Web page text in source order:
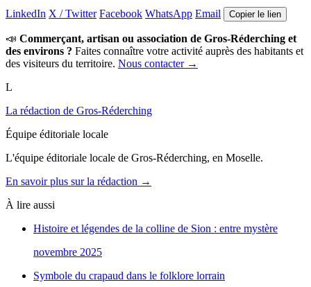
LinkedIn X / Twitter Facebook WhatsApp Email Copier le lien
📣 Commerçant, artisan ou association de Gros-Réderching et
des environs ? Faites connaître votre activité auprès des habitants et
des visiteurs du territoire. Nous contacter →
L
La rédaction de Gros-Réderching
Équipe éditoriale locale
L'équipe éditoriale locale de Gros-Réderching, en Moselle.
En savoir plus sur la rédaction →
À lire aussi
Histoire et légendes de la colline de Sion : entre mystère
novembre 2025
Symbole du crapaud dans le folklore lorrain